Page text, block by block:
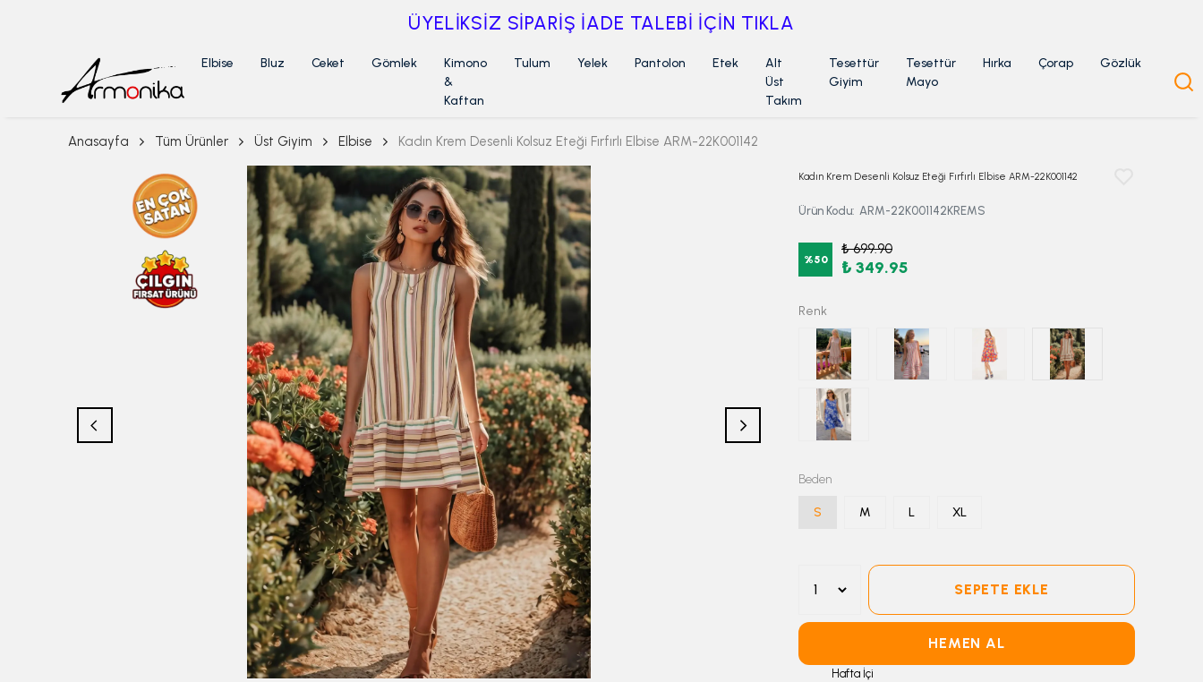
ÜYELİKSİZ SİPARİŞ İADE TALEBİ İÇİN TIKLA
Elbise Bluz Ceket Gömlek
Kimono
&
Kaftan
Tulum Yelek Pantolon Etek
Alt
Üst
Takım
Tesettür
Giyim
Tesettür
Mayo
Hırka Çorap Gözlük
Anasayfa Tüm Ürünler Üst Giyim Elbise Kadın Krem Desenli Kolsuz Eteği Fırfırlı Elbise ARM-22K001142
Kadın Krem Desenli Kolsuz Eteği Fırfırlı Elbise ARM-22K001142
Ürün Kodu: ARM-22K001142KREMS
%50
₺ 699.90
₺ 349.95
Renk
Beden
S M L XL
SEPETE EKLE
HEMEN AL
Hafta İçi